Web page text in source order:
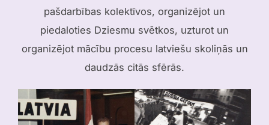
pašdarbības kolektīvos, organizējot un
piedaloties Dziesmu svētkos, uzturot un
organizējot mācību procesu latviešu skoliņās un
daudzās citās sfērās.